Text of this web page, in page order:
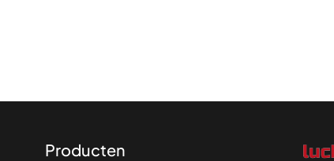
Producten